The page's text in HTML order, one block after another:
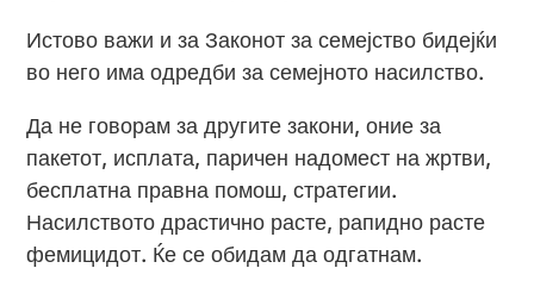
Истово важи и за Законот за семејство бидејќи
во него има одредби за семејното насилство.
Да не говорам за другите закони, оние за
пакетот, исплата, паричен надомест на жртви,
бесплатна правна помош, стратегии.
Насилството драстично расте, рапидно расте
фемицидот. Ќе се обидам да одгатнам.